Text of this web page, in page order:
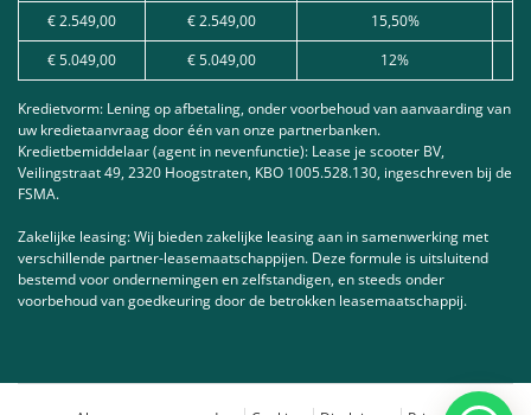
€ 2.549,00
€ 2.549,00
15,50%
€ 5.049,00
€ 5.049,00 12%
Kredietvorm: Lening op afbetaling, onder voorbehoud van aanvaarding van
uw kredietaanvraag door één van onze partnerbanken.
Kredietbemiddelaar (agent in nevenfunctie): Lease je scooter BV,
Veilingstraat 49, 2320 Hoogstraten, KBO 1005.528.130, ingeschreven bij de
FSMA.
Zakelijke leasing: Wij bieden zakelijke leasing aan in samenwerking met
verschillende partner-leasemaatschappijen. Deze formule is uitsluitend
bestemd voor ondernemingen en zelfstandigen, en steeds onder
voorbehoud van goedkeuring door de betrokken leasemaatschappij.